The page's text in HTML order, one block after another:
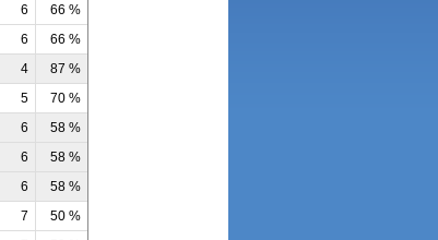
6
66 %
6
66 %
4
87 %
5
70 %
6
58 %
6
58 %
6
58 %
7
50 %